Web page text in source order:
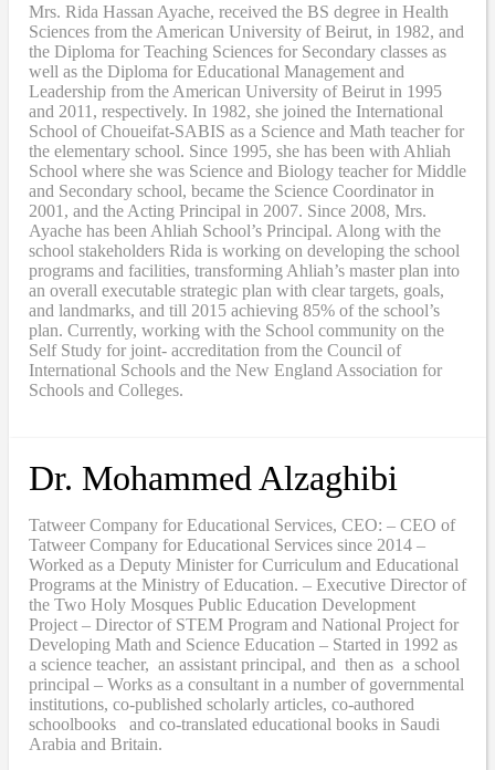
Mrs. Rida Hassan Ayache, received the BS degree in Health
Sciences from the American University of Beirut, in 1982, and
the Diploma for Teaching Sciences for Secondary classes as
well as the Diploma for Educational Management and
Leadership from the American University of Beirut in 1995
and 2011, respectively. In 1982, she joined the International
School of Choueifat-SABIS as a Science and Math teacher for
the elementary school. Since 1995, she has been with Ahliah
School where she was Science and Biology teacher for Middle
and Secondary school, became the Science Coordinator in
2001, and the Acting Principal in 2007. Since 2008, Mrs.
Ayache has been Ahliah School’s Principal. Along with the
school stakeholders Rida is working on developing the school
programs and facilities, transforming Ahliah’s master plan into
an overall executable strategic plan with clear targets, goals,
and landmarks, and till 2015 achieving 85% of the school’s
plan. Currently, working with the School community on the
Self Study for joint- accreditation from the Council of
International Schools and the New England Association for
Schools and Colleges.
Dr. Mohammed Alzaghibi
Tatweer Company for Educational Services, CEO: – CEO of
Tatweer Company for Educational Services since 2014 –
Worked as a Deputy Minister for Curriculum and Educational
Programs at the Ministry of Education. – Executive Director of
the Two Holy Mosques Public Education Development
Project – Director of STEM Program and National Project for
Developing Math and Science Education – Started in 1992 as
a science teacher, an assistant principal, and then as a school
principal – Works as a consultant in a number of governmental
institutions, co-published scholarly articles, co-authored
schoolbooks and co-translated educational books in Saudi
Arabia and Britain.